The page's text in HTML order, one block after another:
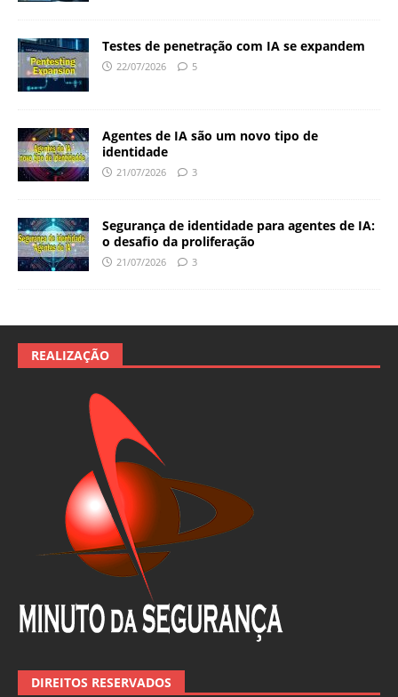
Testes de penetração com IA se expandem
22/07/2026 5
Agentes de IA são um novo tipo de
identidade
21/07/2026 3
Segurança de identidade para agentes de IA:
o desafio da proliferação
21/07/2026 3
REALIZAÇÃO
DIREITOS RESERVADOS